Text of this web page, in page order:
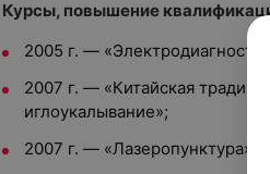
Курсы, повышение
2005 г. —
2007 г. — «Китайская
иглоукалывание»;
2007 г. — «Лазеропунктура»;